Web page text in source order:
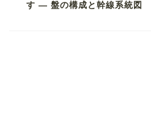
す ― 盤の構成と幹線系統図